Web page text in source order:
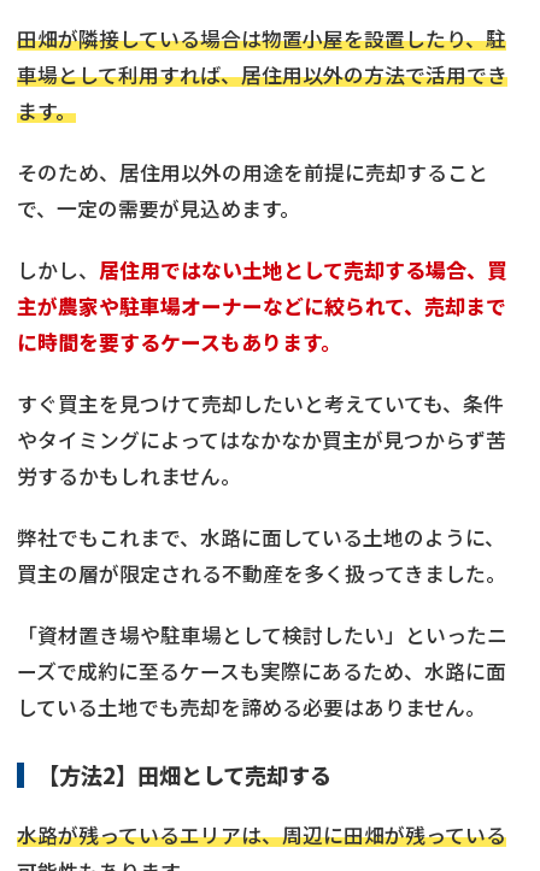
田畑が隣接している場合は物置小屋を設置したり、駐
車場として利用すれば、居住用以外の方法で活用でき
ます。
そのため、居住用以外の用途を前提に売却すること
で、一定の需要が見込めます。
しかし、 居住用ではない土地として売却する場合、買
主が農家や駐車場オーナーなどに絞られて、売却まで
に時間を要するケースもあります。
すぐ買主を見つけて売却したいと考えていても、条件
やタイミングによってはなかなか買主が見つからず苦
労するかもしれません。
弊社でもこれまで、水路に面している土地のように、
買主の層が限定される不動産を多く扱ってきました。
「資材置き場や駐車場として検討したい」といったニ
ーズで成約に至るケースも実際にあるため、水路に面
している土地でも売却を諦める必要はありません。
【方法2】田畑として売却する
水路が残っているエリアは、周辺に田畑が残っている